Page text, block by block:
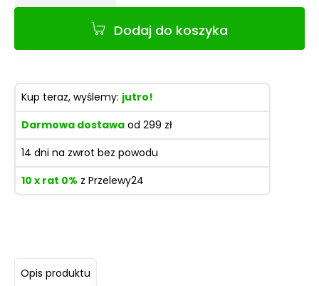
Opis produktu
Dodaj do koszyka
Kup teraz, wyślemy: jutro!
Darmowa dostawa od 299 zł
14 dni na zwrot bez powodu
10 x rat 0% z Przelewy24